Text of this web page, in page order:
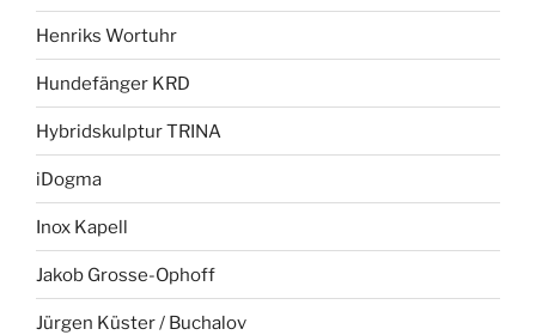
Henriks Wortuhr
Hundefänger KRD
Hybridskulptur TRINA
iDogma
Inox Kapell
Jakob Grosse-Ophoff
Jürgen Küster / Buchalov